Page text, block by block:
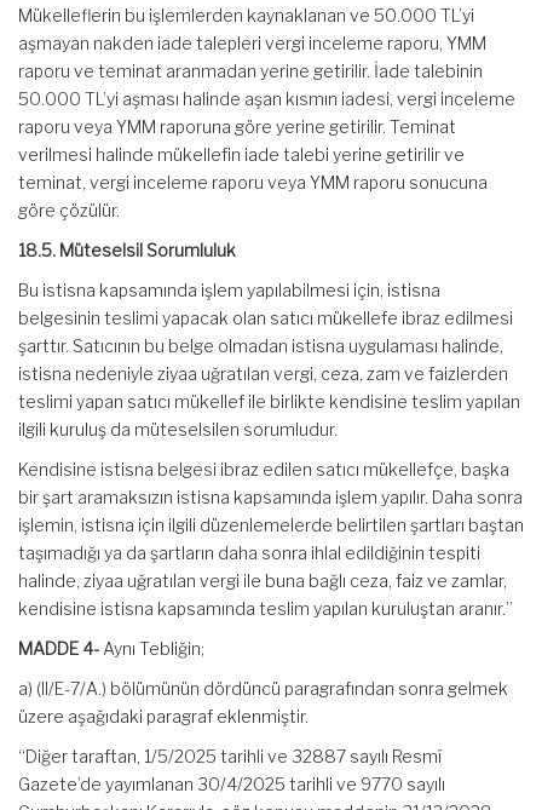
Mükelleflerin bu işlemlerden kaynaklanan ve 50.000 TL’yi
aşmayan nakden iade talepleri vergi inceleme raporu, YMM
raporu ve teminat aranmadan yerine getirilir. İade talebinin
50.000 TL’yi aşması halinde aşan kısmın iadesi, vergi inceleme
raporu veya YMM raporuna göre yerine getirilir. Teminat
verilmesi halinde mükellefin iade talebi yerine getirilir ve
teminat, vergi inceleme raporu veya YMM raporu sonucuna
göre çözülür.
18.5. Müteselsil Sorumluluk
Bu istisna kapsamında işlem yapılabilmesi için, istisna
belgesinin teslimi yapacak olan satıcı mükellefe ibraz edilmesi
şarttır. Satıcının bu belge olmadan istisna uygulaması halinde,
istisna nedeniyle ziyaa uğratılan vergi, ceza, zam ve faizlerden
teslimi yapan satıcı mükellef ile birlikte kendisine teslim yapılan
ilgili kuruluş da müteselsilen sorumludur.
Kendisine istisna belgesi ibraz edilen satıcı mükellefçe, başka
bir şart aramaksızın istisna kapsamında işlem yapılır. Daha sonra
işlemin, istisna için ilgili düzenlemelerde belirtilen şartları baştan
taşımadığı ya da şartların daha sonra ihlal edildiğinin tespiti
halinde, ziyaa uğratılan vergi ile buna bağlı ceza, faiz ve zamlar,
kendisine istisna kapsamında teslim yapılan kuruluştan aranır.”
MADDE 4- Aynı Tebliğin;
a) (II/E-7/A.) bölümünün dördüncü paragrafından sonra gelmek
üzere aşağıdaki paragraf eklenmiştir.
“Diğer taraftan, 1/5/2025 tarihli ve 32887 sayılı Resmî
Gazete’de yayımlanan 30/4/2025 tarihli ve 9770 sayılı